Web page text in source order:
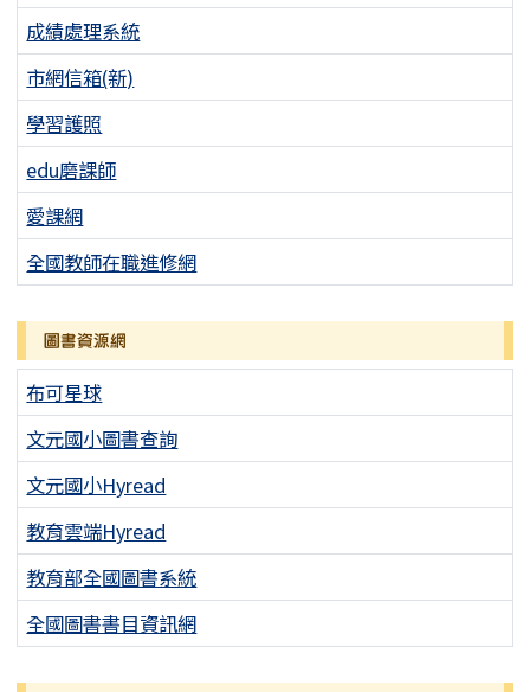
成績處理系統
市網信箱(新)
學習護照
edu磨課師
愛課網
全國教師在職進修網
圖書資源網
布可星球
文元國小圖書查詢
文元國小Hyread
教育雲端Hyread
教育部全國圖書系統
全國圖書書目資訊網